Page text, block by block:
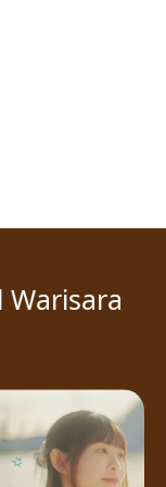
Warisara